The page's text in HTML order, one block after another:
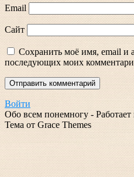
Email
Сайт
Сохранить моё имя, email и
последующих моих
Войти
Обо всем понемногу - Работает
Тема от Grace Themes